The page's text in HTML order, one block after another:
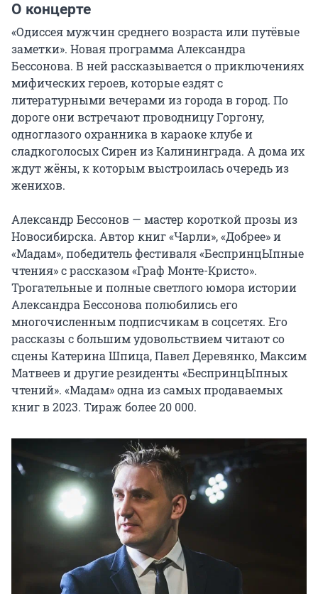
О концерте
«Одиссея мужчин среднего возраста или путёвые
заметки». Новая программа Александра
Бессонова. В ней рассказывается о приключениях
мифических героев, которые ездят с
литературными вечерами из города в город. По
дороге они встречают проводницу Горгону,
одноглазого охранника в караоке клубе и
сладкоголосых Сирен из Калининграда. А дома их
ждут жёны, к которым выстроилась очередь из
женихов.
Александр Бессонов — мастер короткой прозы из
Новосибирска. Автор книг «Чарли», «Добрее» и
«Мадам», победитель фестиваля «БеспринцЫпные
чтения» с рассказом «Граф Монте-Кристо».
Трогательные и полные светлого юмора истории
Александра Бессонова полюбились его
многочисленным подписчикам в соцсетях. Его
рассказы с большим удовольствием читают со
сцены Катерина Шпица, Павел Деревянко, Максим
Матвеев и другие резиденты «БеспринцЫпных
чтений». «Мадам» одна из самых продаваемых
книг в 2023. Тираж более 20 000.